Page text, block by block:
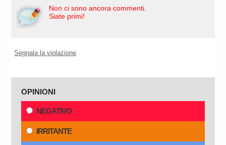
Non ci sono ancora commenti.
Siate primi!
Segnala la violazione
OPINIONI
NEGATIVO
IRRITANTE